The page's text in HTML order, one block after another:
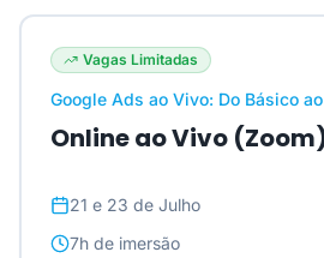
Vagas Limitadas
Google Ads ao Vivo: Do Básico
Online ao Vivo
21 e 23 de Julho
7h de imersão